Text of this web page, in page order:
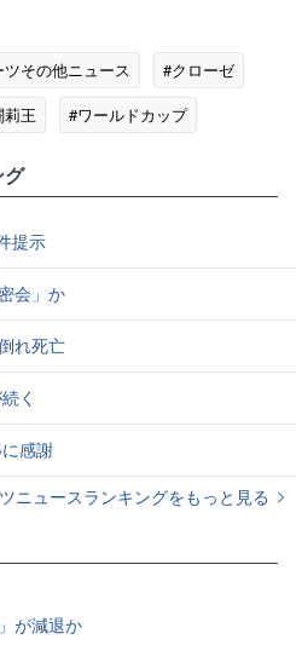
その他ニュース
#クローゼ
王
#ワールドカップ
グ
提示
会」か
れ死亡
く
感謝
ニュースランキングをもっと見る
が減退か